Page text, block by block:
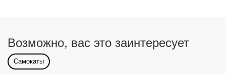
Возможно, вас это заинтересует
Самокаты